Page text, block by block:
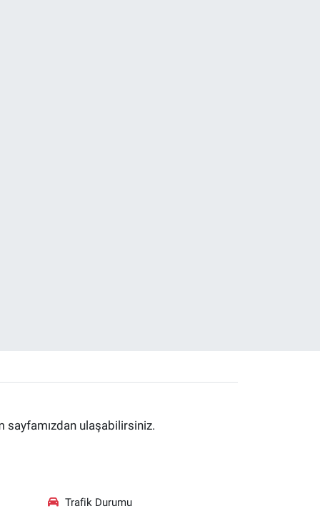
sayfamızdan ulaşabilirsiniz.
Trafik Durumu